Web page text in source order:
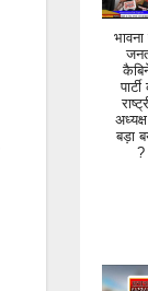
भावना
पार्टी
बड़ा
?